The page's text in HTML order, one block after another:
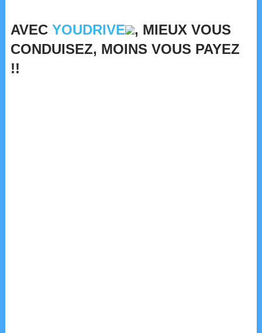
AVEC YOUDRIVE
, MIEUX VOUS
CONDUISEZ, MOINS VOUS PAYEZ
!!